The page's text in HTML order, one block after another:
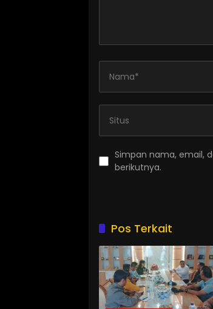
Simpan nama, email,
berikutnya.
Pos Terkait